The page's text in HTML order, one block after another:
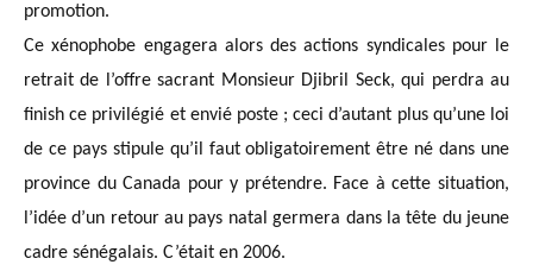
promotion.
Ce xénophobe engagera alors des actions syndicales pour le
retrait de l’offre sacrant Monsieur Djibril Seck, qui perdra au
finish ce privilégié et envié poste ; ceci d’autant plus qu’une loi
de ce pays stipule qu’il faut obligatoirement être né dans une
province du Canada pour y prétendre. Face à cette situation,
l’idée d’un retour au pays natal germera dans la tête du jeune
cadre sénégalais. C’était en 2006.